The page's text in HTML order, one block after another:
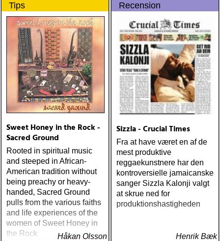
populære reggaestil kaldet
Tips
Sweet Honey in the Rock -
Sacred Ground
Rooted in spiritual music
and steeped in African-
American tradition without
being preachy or heavy-
handed, Sacred Ground
pulls from the various faiths
and life experiences of the
women of Sweet Honey in
the Rock
Håkan Olsson
Recension
Sizzla - Crucial Times
Fra at have været en af de
mest produktive
reggaekunstnere har den
kontroversielle jamaicanske
sanger Sizzla Kalonji valgt
at skrue ned for
produktionshastigheden
Henrik Bæk